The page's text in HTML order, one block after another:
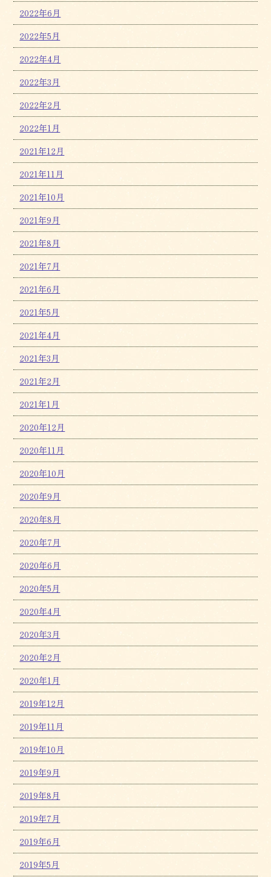
2022年6月
2022年5月
2022年4月
2022年3月
2022年2月
2022年1月
2021年12月
2021年11月
2021年10月
2021年9月
2021年8月
2021年7月
2021年6月
2021年5月
2021年4月
2021年3月
2021年2月
2021年1月
2020年12月
2020年11月
2020年10月
2020年9月
2020年8月
2020年7月
2020年6月
2020年5月
2020年4月
2020年3月
2020年2月
2020年1月
2019年12月
2019年11月
2019年10月
2019年9月
2019年8月
2019年7月
2019年6月
2019年5月